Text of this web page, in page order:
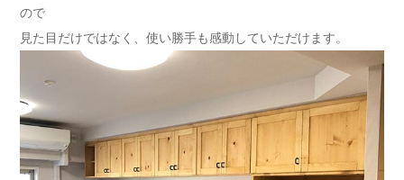
ので
見た目だけではなく、使い勝手も感動していただけます。